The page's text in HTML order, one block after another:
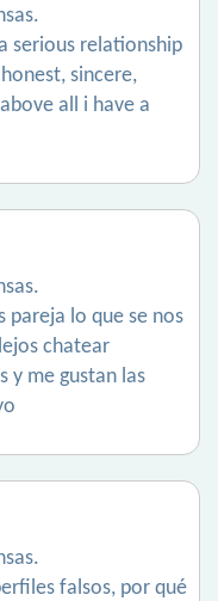
serious relationship
sincere,
all i have a
pareja lo que se nos
chatear
y me gustan las
falsos, por qué